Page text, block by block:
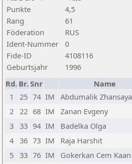
Punkte
4,5
Rang
61
Föderation
RUS
Ident-Nummer
0
Fide-ID
4108116
Geburtsjahr
1996
Rd. Br.Snr Name
1
25 74 IM Abdumalik Zhansaya
2
22 68 IM Zanan Evgeny
3
33 94 IM Badelka Olga
4
36 73 IM Raja Harshit
5
33 76 IM Gokerkan Cem Kaan